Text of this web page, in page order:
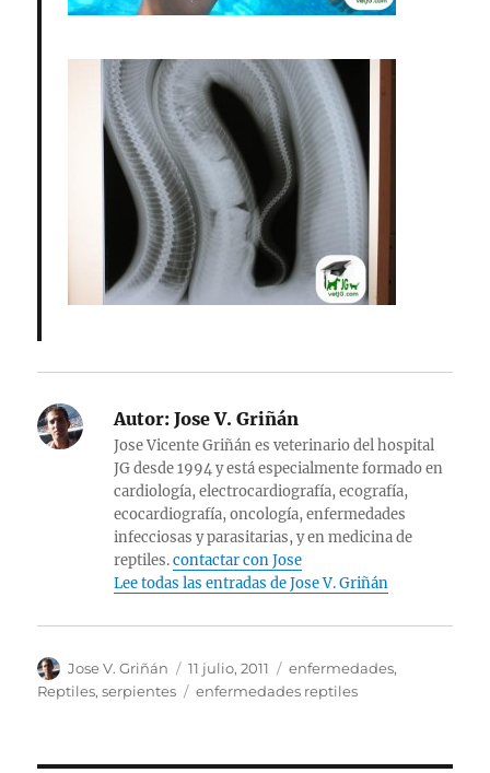
Autor: Jose V. Griñán
Jose Vicente Griñán es veterinario del hospital
JG desde 1994 y está especialmente formado en
cardiología, electrocardiografía, ecografía,
ecocardiografía, oncología, enfermedades
infecciosas y parasitarias, y en medicina de
reptiles.contactar con Jose
Lee todas las entradas de Jose V. Griñán
Autor
Jose V. Griñán
Publicado
el
11 julio, 2011 Categorías
enfermedades,
Reptiles,serpientes Etiquetas
enfermedades reptiles